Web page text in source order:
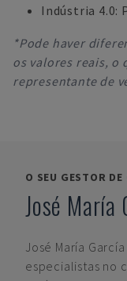
Indústria 4.0:
*Pode haver
os valores reais, o
representante de
O SEU GESTOR DE
José María
José María García
especialistas no